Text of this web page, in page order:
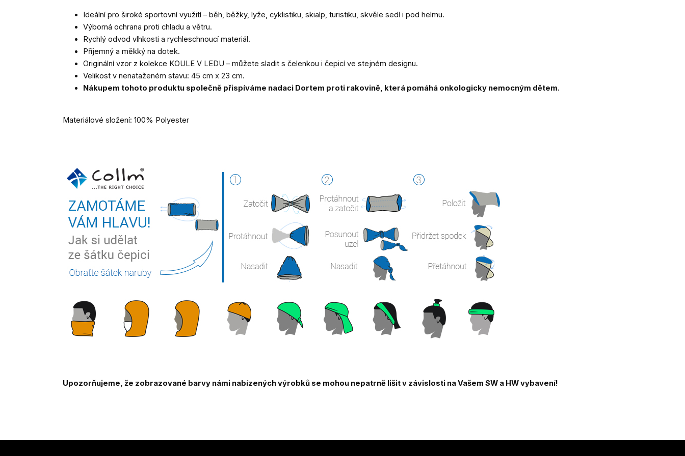
Ideální pro široké sportovní využití – běh, běžky, lyže, cyklistiku, skialp, turistiku, skvěle sedí i pod helmu.
Výborná ochrana proti chladu a větru.
Rychlý odvod vlhkosti a rychleschnoucí materiál.
Příjemný a měkký na dotek.
Originální vzor z kolekce KOULE V LEDU – můžete sladit s čelenkou i čepicí ve stejném designu.
Velikost v nenataženém stavu: 45 cm x 23 cm.
Nákupem tohoto produktu společně přispíváme nadaci Dortem proti rakovině, která pomáhá onkologicky nemocným dětem.
Materiálové složení: 100% Polyester
Upozorňujeme, že zobrazované barvy námi nabízených výrobků se mohou nepatrně lišit v závislosti na Vašem SW a HW vybavení!